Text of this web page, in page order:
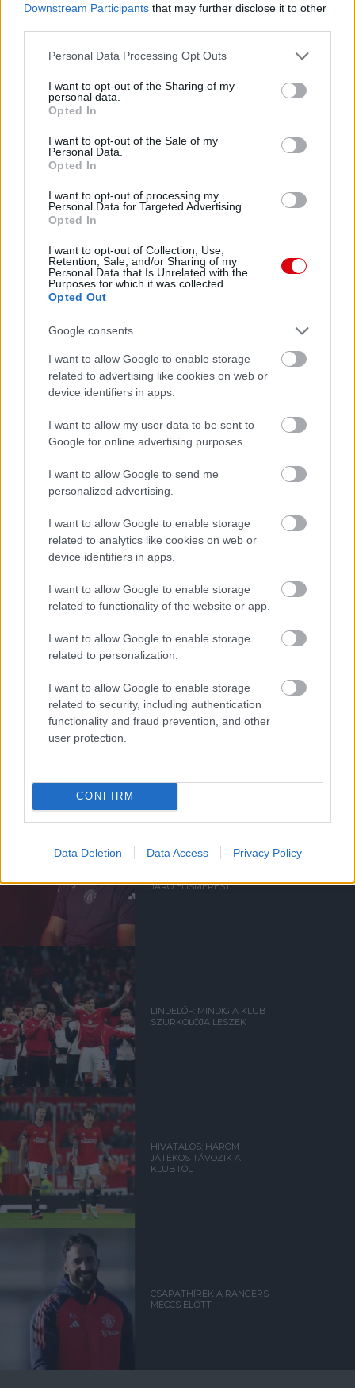
Downstream Participants that may further disclose it to other
Please note that this website/app uses one or more Google
not limited to your visit or usage behaviour. You may click to
grant or deny consent to Google and its third-party tags to
use your data for below specified purposes in below Google
consent section.
Personal Data Processing Opt Outs
I want to opt-out of the Sharing of my
personal data.
Opted In
I want to opt-out of the Sale of my
Personal Data.
Opted In
I want to opt-out of processing my
Personal Data for Targeted Advertising.
Opted In
I want to opt-out of Collection, Use,
Retention, Sale, and/or Sharing of my
Personal Data that Is Unrelated with the
Purposes for which it was collected.
Opted Out
Google consents
I want to allow Google to enable storage
related to advertising like cookies on web or
device identifiers in apps.
I want to allow my user data to be sent to
Google for online advertising purposes.
I want to allow Google to send me
personalized advertising.
I want to allow Google to enable storage
related to analytics like cookies on web or
device identifiers in apps.
I want to allow Google to enable storage
related to functionality of the website or app.
I want to allow Google to enable storage
related to personalization.
I want to allow Google to enable storage
related to security, including authentication
functionality and fraud prevention, and other
user protection.
CONFIRM
Data Deletion Data Access Privacy Policy
Meccs Center
Paris Saint-Germainvs
Manchester United
Felkészülési szezon 4. mérkőzés
Nya Ullevi, Göteborg
2026-08-08 17:00
0 nap 22 óra 50 perc 24 másodperc
Leeds Unitedvs Manchester United 2026-08-12 20:30
vsManchester United 2026-08-15 18:00
ELŐZŐ MÉRKŐZÉSEK
Támogatás
Támogasd adományoddal
a ManUtdFanatics.hu működését!
Kapcsolódó hírek
VICTOR LINDELÖF
JÁRÓ ELISMERÉST
LINDELÖF: MINDIG A KLUB
SZURKOLÓJA LESZEK
HIVATALOS: HÁROM
JÁTÉKOS TÁVOZIK A
KLUBTÓL
CSAPATHÍREK A RANGERS
MECCS ELŐTT